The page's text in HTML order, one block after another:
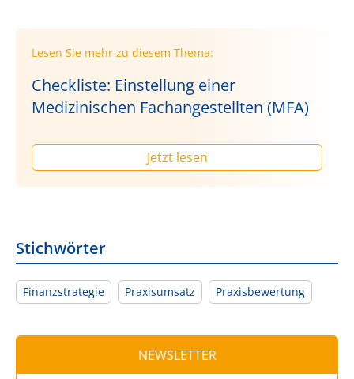
Lesen Sie mehr zu diesem Thema:
Checkliste: Einstellung einer
Medizinischen Fachangestellten (MFA)
Jetzt lesen
Stichwörter
Finanzstrategie Praxisumsatz Praxisbewertung
NEWSLETTER